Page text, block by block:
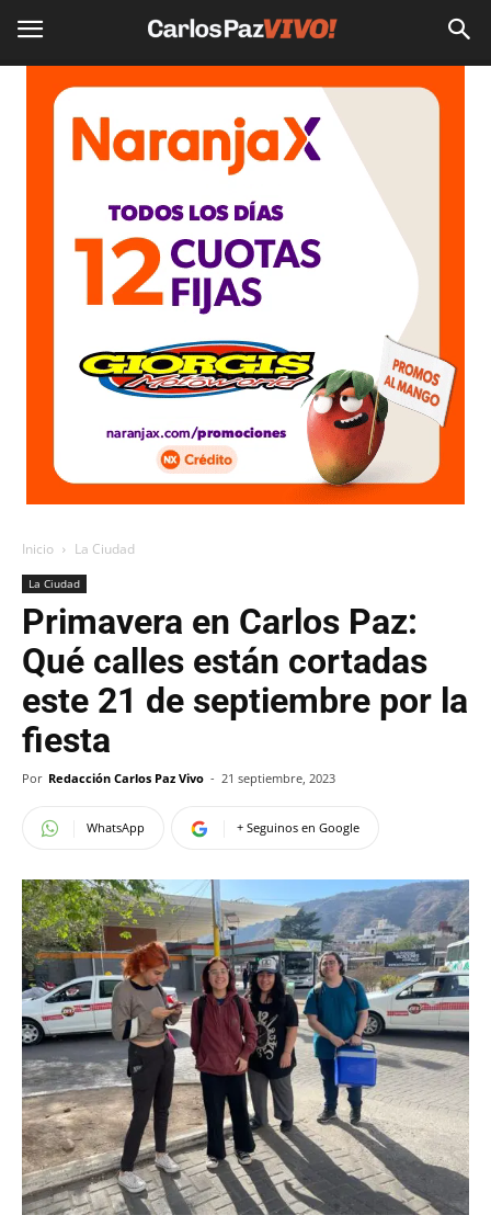
Inicio La Ciudad
La Ciudad
Primavera en Carlos Paz:
Qué calles están cortadas
este 21 de septiembre por la
fiesta
Por Redacción Carlos Paz Vivo - 21 septiembre, 2023
WhatsApp + Seguinos en Google